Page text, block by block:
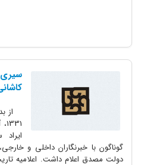
سیری
ایراد
گوناگون با خبرنگاران داخلی و
دولت مصدق اعلام داشت. اعلامیه